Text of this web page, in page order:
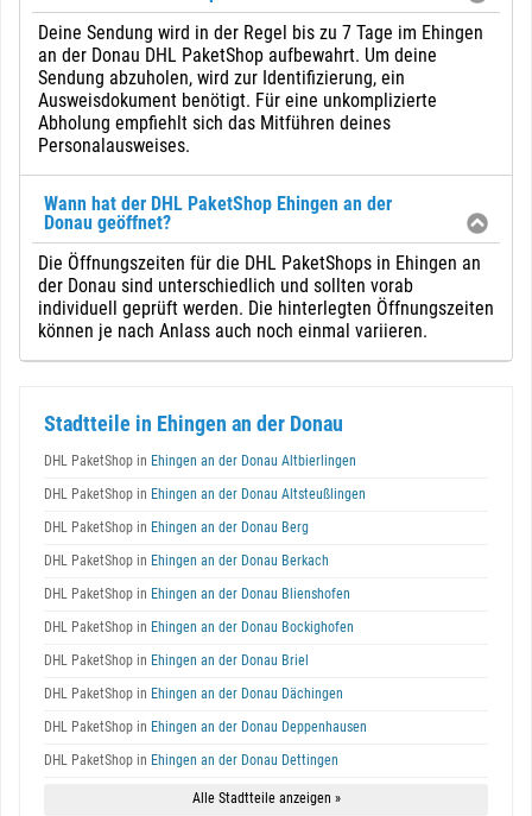
Deine Sendung wird in der Regel bis zu 7 Tage im Ehingen
an der Donau DHL PaketShop aufbewahrt. Um deine
Sendung abzuholen, wird zur Identifizierung, ein
Ausweisdokument benötigt. Für eine unkomplizierte
Abholung empfiehlt sich das Mitführen deines
Personalausweises.
Wann hat der DHL PaketShop Ehingen an der
Donau geöffnet?
Die Öffnungszeiten für die DHL PaketShops in Ehingen an
der Donau sind unterschiedlich und sollten vorab
individuell geprüft werden. Die hinterlegten Öffnungszeiten
können je nach Anlass auch noch einmal variieren.
Stadtteile in Ehingen an der Donau
DHL PaketShop in Ehingen an der Donau Altbierlingen
DHL PaketShop in Ehingen an der Donau Altsteußlingen
DHL PaketShop in Ehingen an der Donau Berg
DHL PaketShop in Ehingen an der Donau Berkach
DHL PaketShop in Ehingen an der Donau Blienshofen
DHL PaketShop in Ehingen an der Donau Bockighofen
DHL PaketShop in Ehingen an der Donau Briel
DHL PaketShop in Ehingen an der Donau Dächingen
DHL PaketShop in Ehingen an der Donau Deppenhausen
DHL PaketShop in Ehingen an der Donau Dettingen
Alle Stadtteile anzeigen »